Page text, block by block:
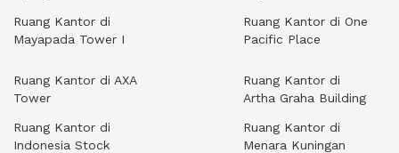
Ruang Kantor di
Mayapada Tower I
Ruang Kantor di One
Pacific Place
Ruang Kantor di AXA
Tower
Ruang Kantor di
Indonesia Stock
Ruang Kantor di
Artha Graha Building
Ruang Kantor di
Menara Kuningan